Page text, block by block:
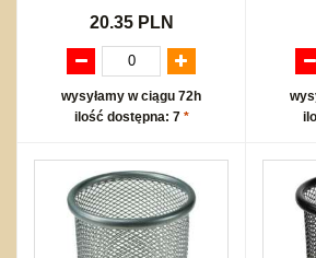
20.35 PLN
wysyłamy w ciągu 72h
ilość dostępna: 7 *